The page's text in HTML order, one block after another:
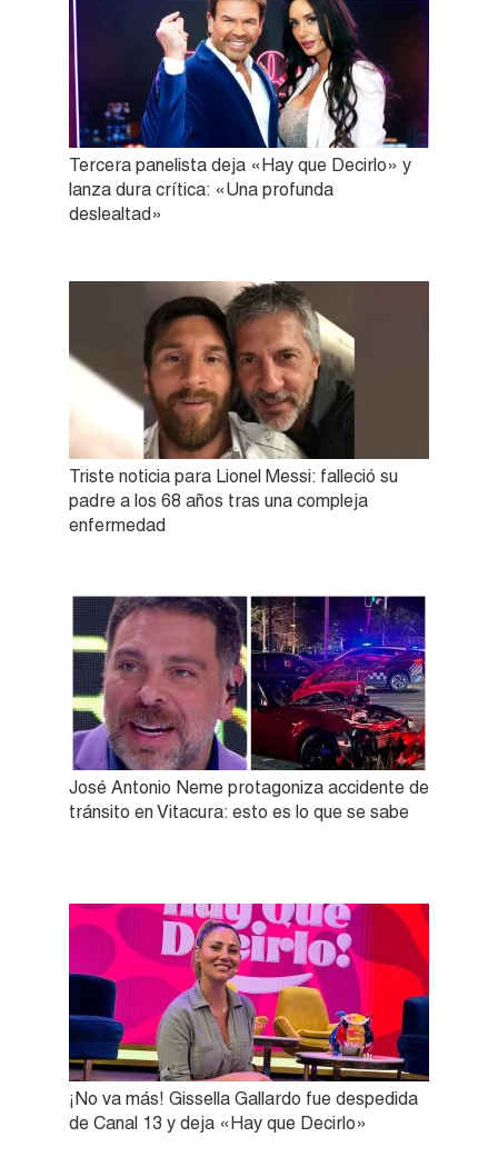
Tercera panelista deja «Hay que Decirlo» y
lanza dura crítica: «Una profunda
deslealtad»
Triste noticia para Lionel Messi: falleció su
padre a los 68 años tras una compleja
enfermedad
José Antonio Neme protagoniza accidente de
tránsito en Vitacura: esto es lo que se sabe
¡No va más! Gissella Gallardo fue despedida
de Canal 13 y deja «Hay que Decirlo»